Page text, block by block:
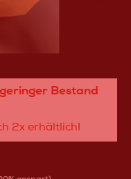
Bestand
2x erhältlich!